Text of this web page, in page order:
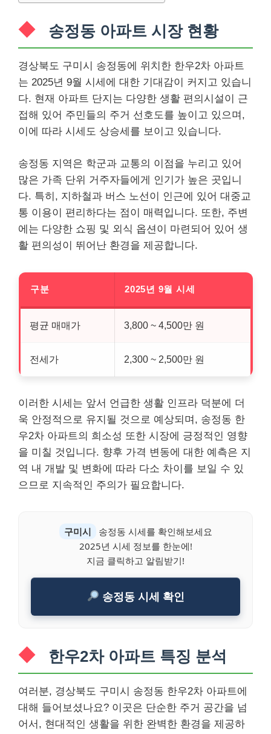
송정동 아파트 시장 현황
경상북도 구미시 송정동에 위치한 한우2차 아파트
는 2025년 9월 시세에 대한 기대감이 커지고 있습니
다. 현재 아파트 단지는 다양한 생활 편의시설이 근
접해 있어 주민들의 주거 선호도를 높이고 있으며,
이에 따라 시세도 상승세를 보이고 있습니다.
송정동 지역은 학군과 교통의 이점을 누리고 있어
많은 가족 단위 거주자들에게 인기가 높은 곳입니
다. 특히, 지하철과 버스 노선이 인근에 있어 대중교
통 이용이 편리하다는 점이 매력입니다. 또한, 주변
에는 다양한 쇼핑 및 외식 옵션이 마련되어 있어 생
활 편의성이 뛰어난 환경을 제공합니다.
구분 2025년 9월 시세
평균 매매가 3,800 ~ 4,500만 원
전세가 2,300 ~ 2,500만 원
이러한 시세는 앞서 언급한 생활 인프라 덕분에 더
욱 안정적으로 유지될 것으로 예상되며, 송정동 한
우2차 아파트의 희소성 또한 시장에 긍정적인 영향
을 미칠 것입니다. 향후 가격 변동에 대한 예측은 지
역 내 개발 및 변화에 따라 다소 차이를 보일 수 있
으므로 지속적인 주의가 필요합니다.
구미시
송정동 시세를 확인해보세요
2025년 시세 정보를 한눈에!
지금 클릭하고 알림받기!
송정동 시세 확인
한우2차 아파트 특징 분석
여러분, 경상북도 구미시 송정동 한우2차 아파트에
대해 들어보셨나요? 이곳은 단순한 주거 공간을 넘
어서, 현대적인 생활을 위한 완벽한 환경을 제공하